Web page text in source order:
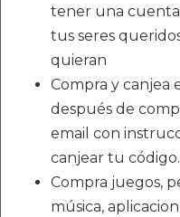
tener una cuenta
tus seres
quieran
Compra y canjea
después de
email con
canjear tu código.
Compra juegos,
música,